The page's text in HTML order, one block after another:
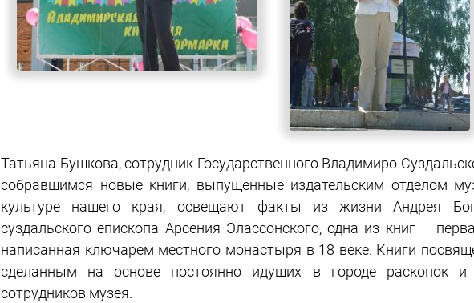
Татьяна Бушкова, сотрудник Государственного Владимиро-
собравшимся новые книги, выпущенные издательским отделом
культуре нашего края, освещают факты из жизни Андрея
суздальского епископа Арсения Элассонского, одна из книг –
написанная ключарем местного монастыря в 18 веке. Книги
сделанным на основе постоянно идущих в городе раскопок и
сотрудников музея.